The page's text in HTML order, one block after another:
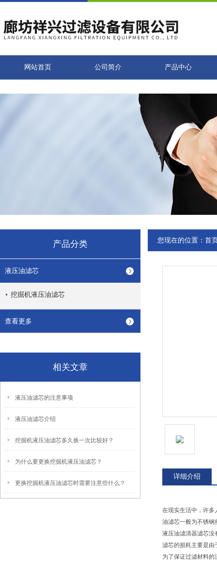
网站首页 公司简介 产品中心
产品分类
液压油滤芯
挖掘机液压油滤芯
查看更多
相关文章
液压油滤芯的注意事项
液压油滤芯介绍
挖掘机液压油滤芯多久换一次比较好？
为什么要更换挖掘机液压油滤芯？
更换挖掘机液压油滤芯时需要注意些什么？
您现在的位置： 首
详细介绍
在现实生活中，许多
油滤芯一般为不锈钢
液压油滤清器滤芯没
滤芯的损耗主要是由
为了保证过滤材料